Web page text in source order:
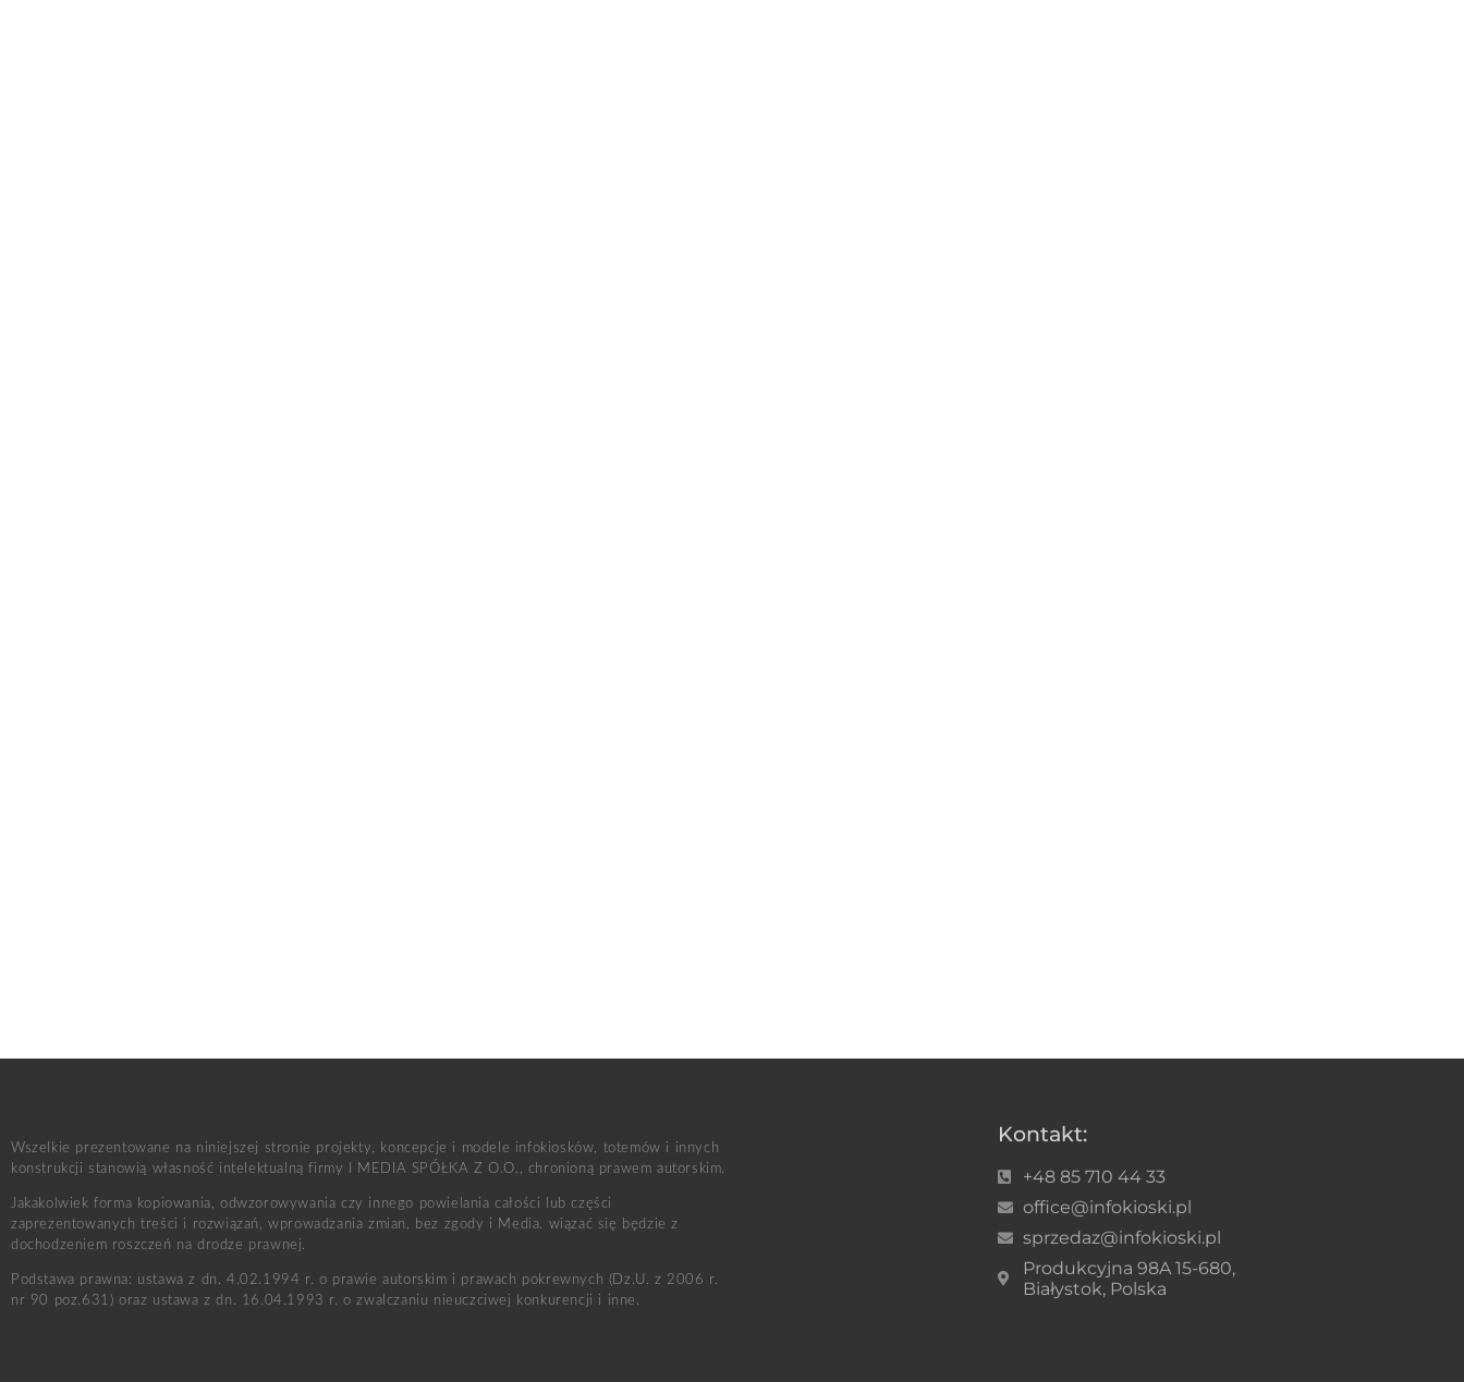
Wszelkie prezentowane na niniejszej stronie projekty, koncepcje i modele infokiosków, totemów i innych
konstrukcji stanowią własność intelektualną firmy I MEDIA SPÓŁKA Z O.O., chronioną prawem autorskim.
Jakakolwiek forma kopiowania, odwzorowywania czy innego powielania całości lub części
zaprezentowanych treści i rozwiązań, wprowadzania zmian, bez zgody i Media. wiązać się będzie z
dochodzeniem roszczeń na drodze prawnej.
Podstawa prawna: ustawa z dn. 4.02.1994 r. o prawie autorskim i prawach pokrewnych (Dz.U. z 2006 r.
nr 90 poz.631) oraz ustawa z dn. 16.04.1993 r. o zwalczaniu nieuczciwej konkurencji i inne.
Kontakt:
+48 85 710 44 33
office@infokioski.pl
sprzedaz@infokioski.pl
Produkcyjna 98A 15-680,
Białystok, Polska